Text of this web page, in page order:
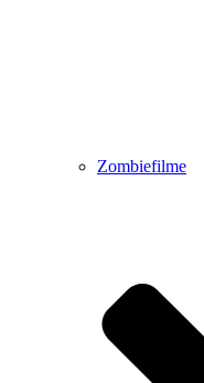
Zombiefilme